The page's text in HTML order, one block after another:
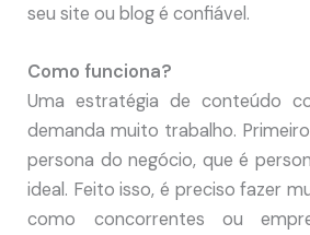
seu site ou blog é confiável.
Como funciona?
Uma estratégia de conteúdo
demanda muito trabalho.
persona do negócio, que é
ideal. Feito isso, é preciso fazer
como concorrentes ou